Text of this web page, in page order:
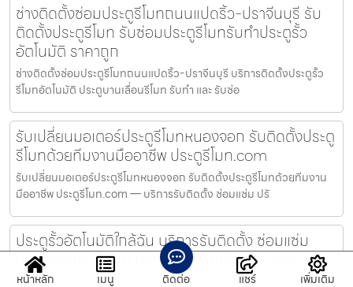
ช่างติดตั้งซ่อมประตูรีโมทถนนแปดริ้ว-ปราจีนบุรี รับ
ติดตั้งประตูรีโมท รับซ่อมประตูรีโมทรับทำประตูรั้ว
อัตโนมัติ ราคาถูก
ช่างติดตั้งซ่อมประตูรีโมทถนนแปดริ้ว-ปราจีนบุรี บริการติดตั้งประตูรั้ว
รีโมทอัตโนมัติ ประตูบานเลื่อนรีโมท รับทำ และ รับซ่อ
รับเปลี่ยนมอเตอร์ประตูรีโมทหนองจอก รับติดตั้งประตู
รีโมทด้วยทีมงานมืออาชีพ ประตูรีโมท.com
รับเปลี่ยนมอเตอร์ประตูรีโมทหนองจอก รับติดตั้งประตูรีโมทด้วยทีมงาน
มืออาชีพ ประตูรีโมท.com — บริการรับติดตั้ง ซ่อมแซ่ม ปรั
ประตูรั้วอัตโนมัติใกล้ฉัน บริการรับติดตั้ง ซ่อมแซ่ม
ปรับปรุงประตูรีโมท ประตูรั้วอัตโนมัติ ครบวงจร ราคา
ถูก
หน้าหลัก เมนู ติดต่อ แชร์ เพิ่มเติม